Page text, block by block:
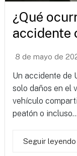
¿Qué
accidente
8 de mayo de
Un accidente de
solo daños en el
vehículo
peatón o incluso...
Seguir leyendo